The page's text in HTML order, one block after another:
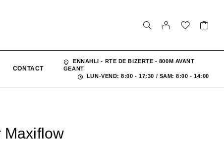
CONTACT
ENNAHLI - RTE DE BIZERTE - 800M AVANT
GEANT
LUN-VEND: 8:00 - 17:30 / SAM: 8:00 - 14:00
Maxiflow